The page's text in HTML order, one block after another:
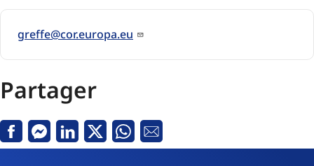
greffe@cor.europa.eu
Partager
FacebookMessenger
LinkedInTwitterWhatsappCourriel